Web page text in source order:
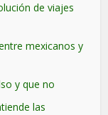
de viajes
mexicanos y
y que no
las